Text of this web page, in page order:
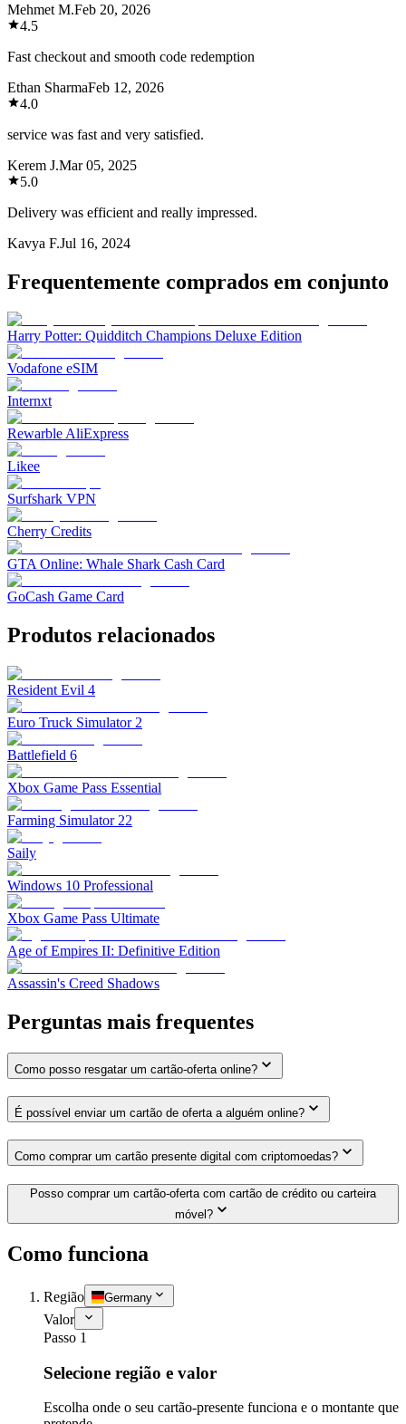
Mehmet M.Feb 20, 2026
4.5
Fast checkout and smooth code redemption
Ethan SharmaFeb 12, 2026
4.0
service was fast and very satisfied.
Kerem J.Mar 05, 2025
5.0
Delivery was efficient and really impressed.
Kavya F.Jul 16, 2024
Frequentemente comprados em conjunto
Harry Potter: Quidditch Champions Deluxe Edition
Vodafone eSIM
Internxt
Rewarble AliExpress
Likee
Surfshark VPN
Cherry Credits
GTA Online: Whale Shark Cash Card
GoCash Game Card
Produtos relacionados
Resident Evil 4
Euro Truck Simulator 2
Battlefield 6
Xbox Game Pass Essential
Farming Simulator 22
Saily
Windows 10 Professional
Xbox Game Pass Ultimate
Age of Empires II: Definitive Edition
Assassin's Creed Shadows
Perguntas mais frequentes
Como posso resgatar um cartão-oferta online?
É possível enviar um cartão de oferta a alguém online?
Como comprar um cartão presente digital com criptomoedas?
Posso comprar um cartão-oferta com cartão de crédito ou carteira
móvel?
Como funciona
Região Germany
Valor
Passo 1
Selecione região e valor
Escolha onde o seu cartão-presente funciona e o montante que